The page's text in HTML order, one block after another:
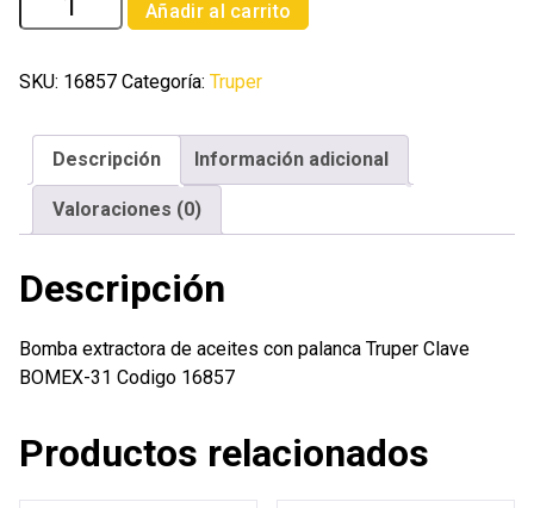
extractora
aceites
palanca
Truper
cantidad
Añadir al carrito
SKU: 16857 Categoría: Truper
Descripción Información adicional
Valoraciones (0)
Descripción
Bomba extractora de aceites con palanca Truper Clave
BOMEX-31 Codigo 16857
Productos relacionados